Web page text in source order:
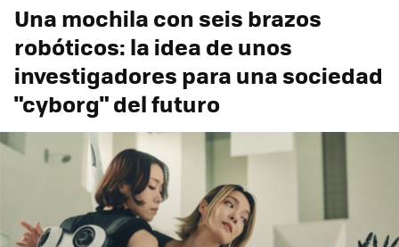
Una mochila con seis brazos
robóticos: la idea de unos
investigadores para una sociedad
"cyborg" del futuro